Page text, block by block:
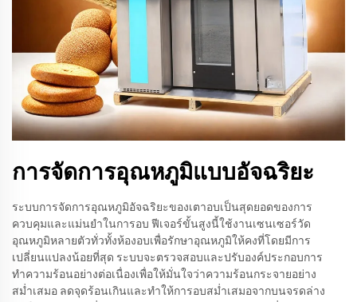
การจัดการอุณหภูมิแบบอัจฉริยะ
ระบบการจัดการอุณหภูมิอัจฉริยะของเตาอบเป็นสุดยอดของการ
ควบคุมและแม่นยำในการอบ ฟีเจอร์ขั้นสูงนี้ใช้งานเซนเซอร์วัด
อุณหภูมิหลายตัวทั่วทั้งห้องอบเพื่อรักษาอุณหภูมิให้คงที่โดยมีการ
เปลี่ยนแปลงน้อยที่สุด ระบบจะตรวจสอบและปรับองค์ประกอบการ
ทำความร้อนอย่างต่อเนื่องเพื่อให้มั่นใจว่าความร้อนกระจายอย่าง
สม่ำเสมอ ลดจุดร้อนเกินและทำให้การอบสม่ำเสมอจากบนจรดล่าง